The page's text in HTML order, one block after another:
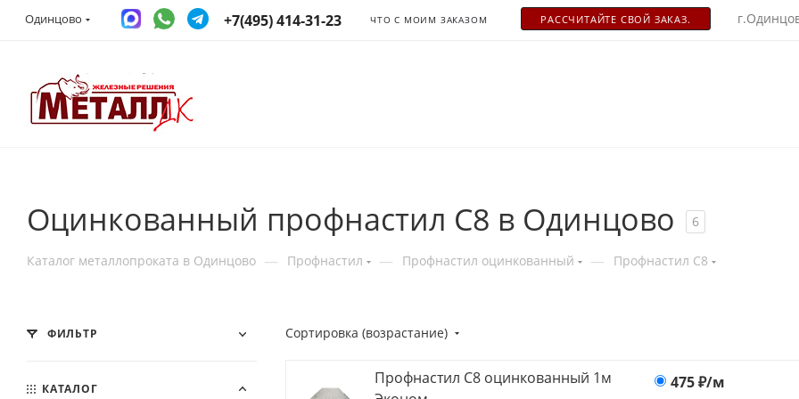
Одинцово +7(495) 414-31-23 ЧТО С МОИМ ЗАКАЗОМ РАСCЧИТАЙТЕ СВОЙ ЗАКАЗ.
Оцинкованный профнастил С8 в Одинцово 6
Каталог металлопроката в Одинцово — Профнастил — Профнастил оцинкованный — Профнастил С8
Сортировка (возрастание)
Профнастил С8 оцинкованный 1м
475₽/м
ФИЛЬТР
КАТАЛОГ